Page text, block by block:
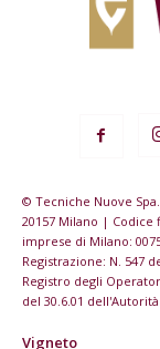
© Tecniche Nuove
20157 Milano | Codice
imprese di Milano:
Registrazione: N. 547
Registro degli
del 30.6.01
Vigneto